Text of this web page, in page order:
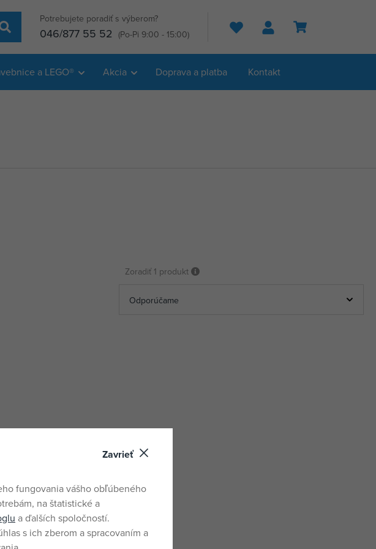
Potrebujete poradiť s výberom?
046/877 55 52 (Po-Pi 9:00 - 15:00) Hľadať
a LEGO® Akcia Doprava a platba Kontakt
Zoradiť 1 produkt
Zavrieť
fungovania vášho obľúbeného
na štatistické a
a ďalších spoločností.
s ich zberom a spracovaním a